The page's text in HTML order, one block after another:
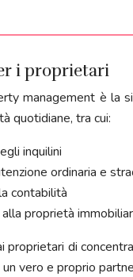
i proprietari
management è la
quotidiane, tra cui:
inquilini
ordinaria e
contabilità
proprietà
di
vero e proprio